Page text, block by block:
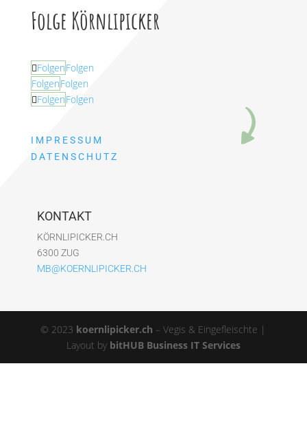
Folge Körnlipicker
FolgenFolgen
FolgenFolgen
FolgenFolgen
IMPRESSUM
DATENSCHUTZ
KONTAKT
KÖRNLIPICKER.CH
6300 ZUG
MB@KOERNLIPICKER.CH
© 2023 koernlipicker.ch – Vegis & Eingefleischte |
Layout by bitHUB Business IT Services